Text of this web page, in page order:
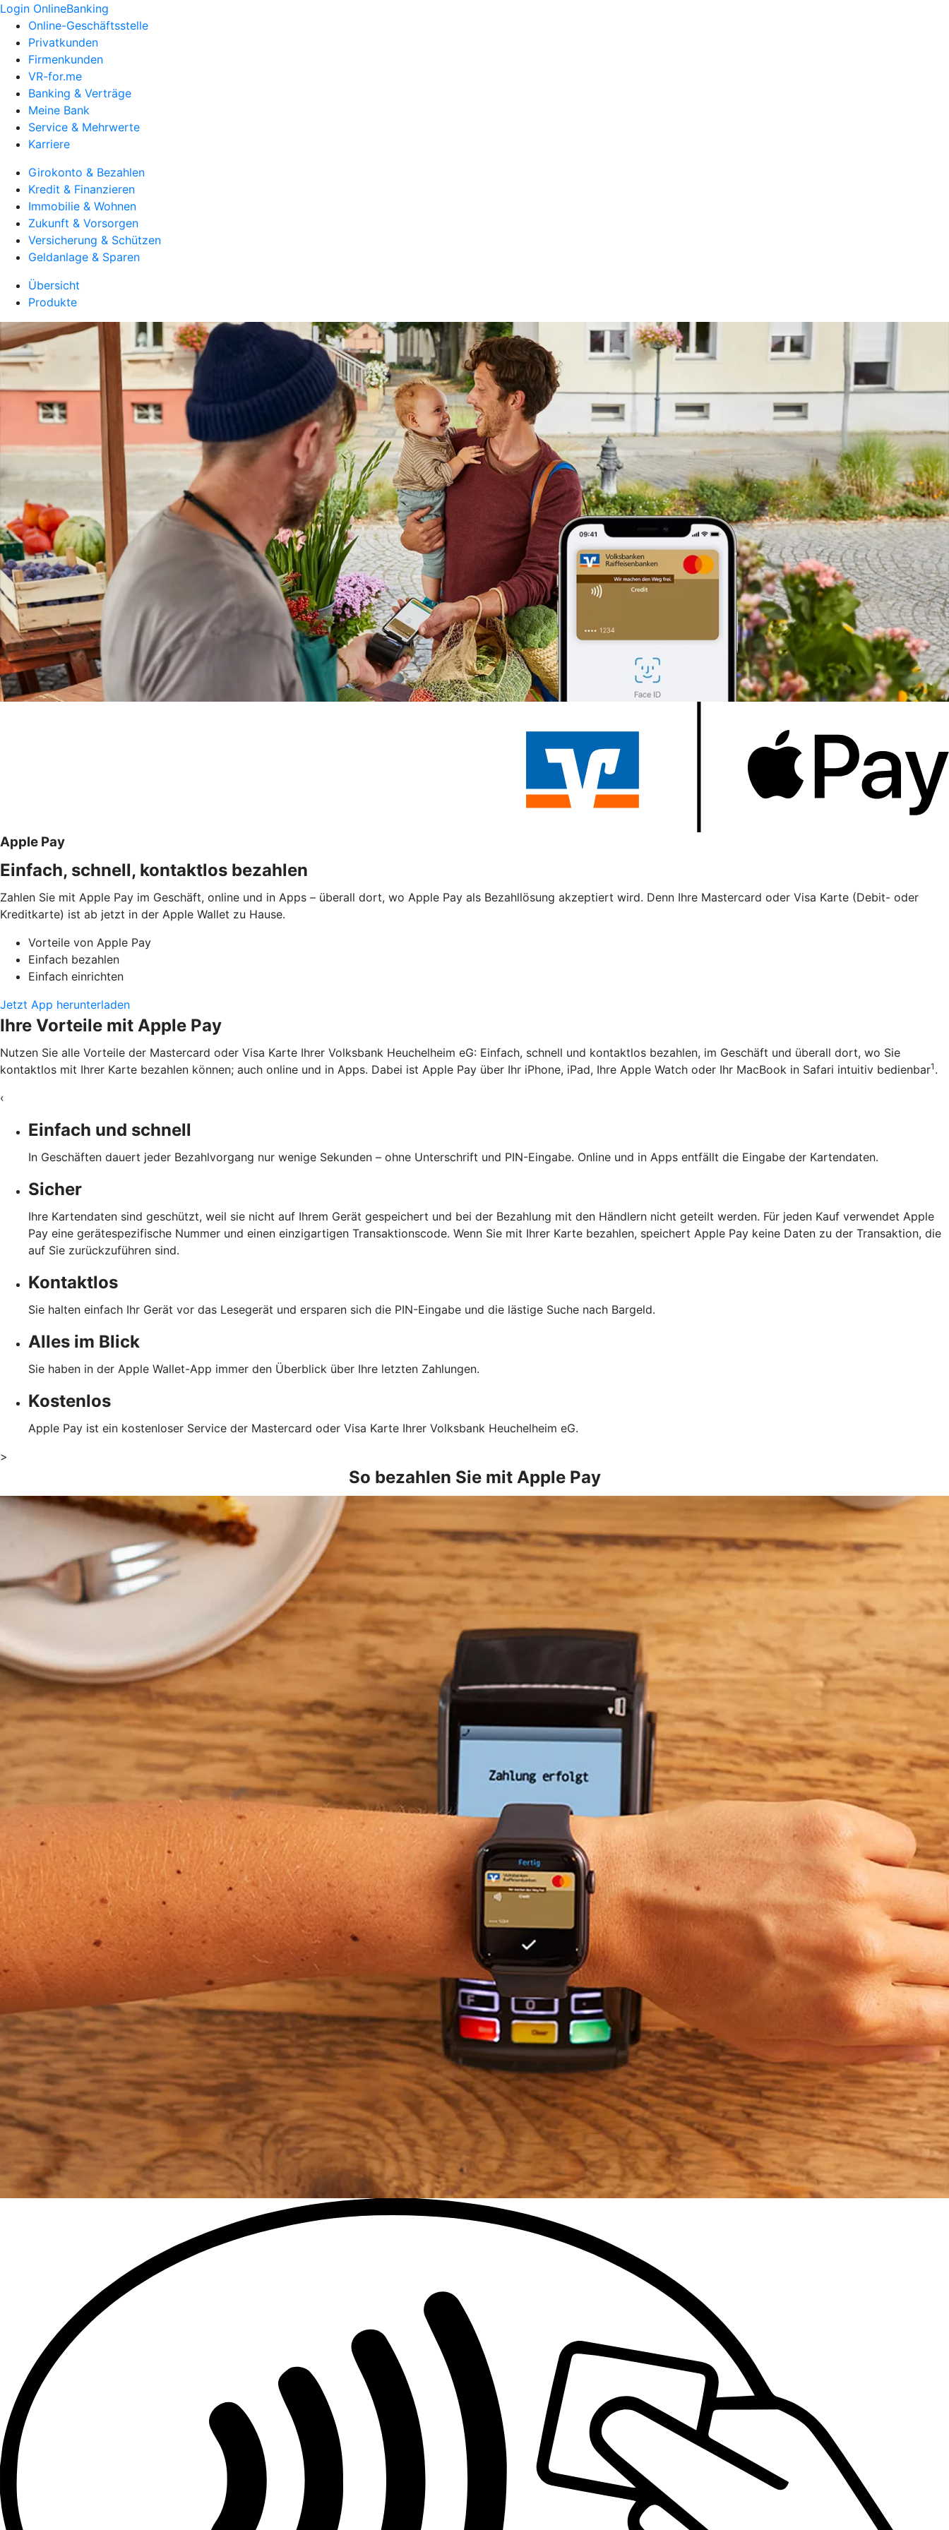
Login OnlineBanking
Online-Geschäftsstelle
Privatkunden
Firmenkunden
VR-for.me
Banking & Verträge
Meine Bank
Service & Mehrwerte
Karriere
Girokonto & Bezahlen
Kredit & Finanzieren
Immobilie & Wohnen
Zukunft & Vorsorgen
Versicherung & Schützen
Geldanlage & Sparen
Übersicht
Produkte
Apple Pay
Einfach, schnell, kontaktlos bezahlen
Zahlen Sie mit Apple Pay im Geschäft, online und in Apps – überall dort, wo Apple Pay als Bezahllösung akzeptiert wird. Denn Ihre Mastercard oder Visa Karte (Debit- oder
Kreditkarte) ist ab jetzt in der Apple Wallet zu Hause.
Vorteile von Apple Pay
Einfach bezahlen
Einfach einrichten
Jetzt App herunterladen
Ihre Vorteile mit Apple Pay
Nutzen Sie alle Vorteile der Mastercard oder Visa Karte Ihrer Volksbank Heuchelheim eG: Einfach, schnell und kontaktlos bezahlen, im Geschäft und überall dort, wo Sie
kontaktlos mit Ihrer Karte bezahlen können; auch online und in Apps. Dabei ist Apple Pay über Ihr iPhone, iPad, Ihre Apple Watch oder Ihr MacBook in Safari intuitiv bedienbar1 .
‹
Einfach und schnell
In Geschäften dauert jeder Bezahlvorgang nur wenige Sekunden – ohne Unterschrift und PIN-Eingabe. Online und in Apps entfällt die Eingabe der Kartendaten.
Sicher
Ihre Kartendaten sind geschützt, weil sie nicht auf Ihrem Gerät gespeichert und bei der Bezahlung mit den Händlern nicht geteilt werden. Für jeden Kauf verwendet Apple
Pay eine gerätespezifische Nummer und einen einzigartigen Transaktionscode. Wenn Sie mit Ihrer Karte bezahlen, speichert Apple Pay keine Daten zu der Transaktion, die
auf Sie zurückzuführen sind.
Kontaktlos
Sie halten einfach Ihr Gerät vor das Lesegerät und ersparen sich die PIN-Eingabe und die lästige Suche nach Bargeld.
Alles im Blick
Sie haben in der Apple Wallet-App immer den Überblick über Ihre letzten Zahlungen.
Kostenlos
Apple Pay ist ein kostenloser Service der Mastercard oder Visa Karte Ihrer Volksbank Heuchelheim eG.
>
So bezahlen Sie mit Apple Pay